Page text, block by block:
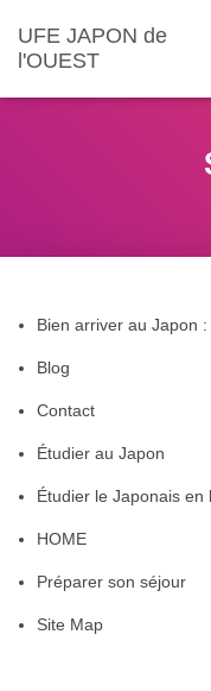
UFE JAPON de
l'OUEST
Bien arriver au Japon
Blog
Contact
Étudier au Japon
Étudier le Japonais en
HOME
Préparer son séjour
Site Map